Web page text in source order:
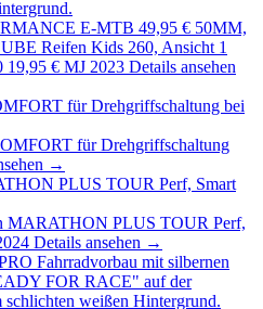
E-MTB 49,95 € 50MM,
19,95 € MJ 2023 Details ansehen
für Drehgriffschaltung
→
MARATHON PLUS TOUR Perf,
Details ansehen →